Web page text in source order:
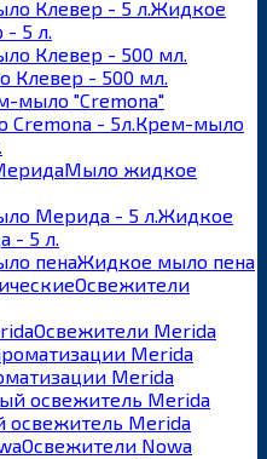
Жидкое
- 5 л.
Клевер - 500 мл.
мыло "Cremona"
Крем-мыло
Мыло жидкое
Жидкое
- 5 л.
Жидкое мыло пена
Освежители
Освежители Merida
Merida
освежитель Merida
Освежители Nowa